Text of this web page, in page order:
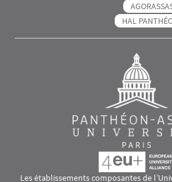
HAL
Les établissements composantes de